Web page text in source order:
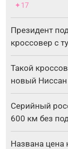
✦17
Президент
кроссовер с
Такой
новый Ниссан
Серийный
600 км без
Названа